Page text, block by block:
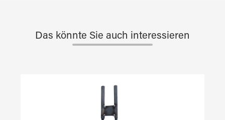
Das könnte Sie auch interessieren